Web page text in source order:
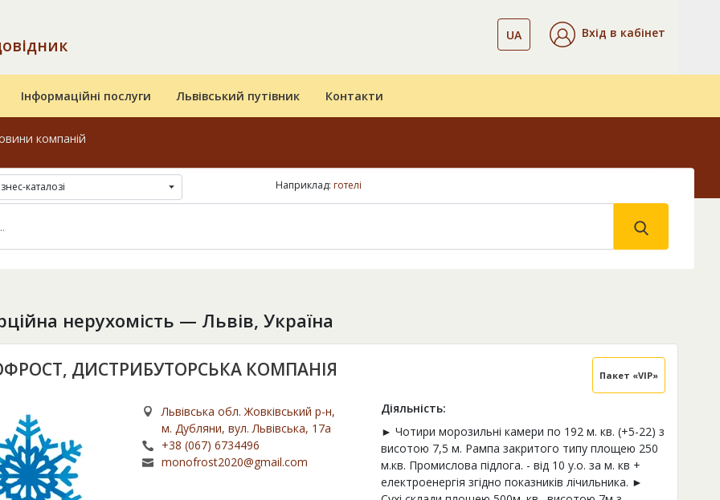
UA Вхід в кабінет
Інформаційні послуги Львівський путівник Контакти
компаній
каталозі Наприклад: готелі
нерухомість — Львів, Україна
ДИСТРИБУТОРСЬКА КОМПАНІЯ Пакет «VIP»
Львівська обл. Жовківський р-н,
м. Дубляни, вул. Львівська, 17а
+38 (067) 6734496
monofrost2020@gmail.com
Діяльність:
► Чотири морозильні камери по 192 м. кв. (+5-22) з
висотою 7,5 м. Рампа закритого типу площею 250
м.кв. Промислова підлога. - від 10 у.о. за м. кв +
електроенергія згідно показників лічильника. ►